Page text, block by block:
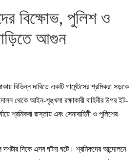
বিক্ষোভ, পুলিশ ও
আগুন
বিভিন্ন দাবিতে একটি গার্মেন্টসের শ্রমিকরা সড়কে
থেকে আইন-শৃঙ্খলা রক্ষাকারী বাহিনীর উপর ইট-
শ্রমিকরা রাস্তায় এবং সেনাবাহিনী ও পুলিশের
দিকে এসব ঘটনা ঘটে। শ্রমিকদের আন্দোলনে